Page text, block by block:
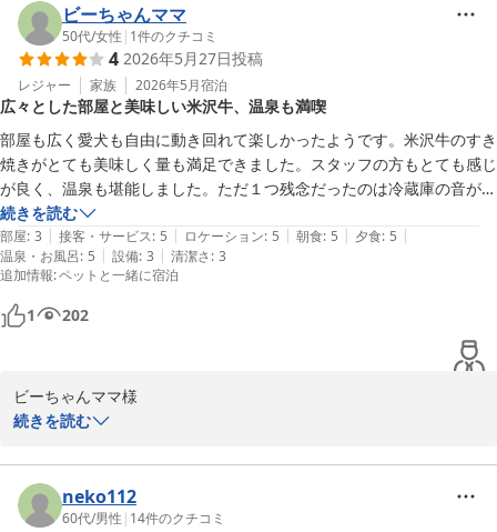
より厚く御礼申し上げます。
初めてのお出かけには何かとご不安も多かったことと存じますが、
とても良いお宿であったとのお言葉を頂戴し、私共も安堵の思いと
ともに、お客様の特別な思い出作りの一助となれましたことを大変
光栄に存じております。
当館自慢の温泉やお食事につきまして、これ以上ないほどのお褒め
の言葉をいただき、深く感謝申し上げます。小野川の豊かな源泉が
お身体の疲れを潤し、地元の食材にこだわった朝夕のお料理がお客
様の旅を満ち足りたものにできましたことは、私共にとっても大き
な喜びでございます。また、広々とした客室で、わんちゃんが緊張
することなくのびのびとお寛ぎいただけたご様子を伺い、私共スタ
ッフも大変嬉しい気持ちで拝読いたしました。
建物の経年による古さにつきましては、お客様の仰る通り歴史を重
ねておりますが、価格以上にご満足いただける滞在をご提供できる
よう、日々の清掃と手入れには最善を尽くしております。温かいご
また機会があれば行きたいという温かなお言葉を励みに、今後とも
大切なご家族皆様が安心して我が家のように寛げる宿であり続けら
ビーちゃんママ
50代/女性 | 1件のクチコミ
4 2026年5月27日投稿
レジャー 家族 2026年5月宿泊
広々とした部屋と美味しい米沢牛、温泉も満喫
部屋も広く愛犬も自由に動き回れて楽しかったようです。米沢牛のすき
焼きがとても美味しく量も満足できました。スタッフの方もとても感じ
が良く、温泉も堪能しました。ただ１つ残念だったのは冷蔵庫の音が異
常にうるさくて、なかなか寝付けなかったことです。それ以外はとても
満足したので、また伺いたいと思います。
続きを読む
部屋: 3 | 接客・サービス: 5 | ロケーション: 5 | 朝食: 5 | 夕食: 5 |
温泉・お風呂: 5 | 設備: 3 | 清潔さ: 3
追加情報:ペットと一緒に宿泊
1 202
ビーちゃんママ様
この度は小野川温泉 吾妻荘 別館吾妻園にご宿泊いただき、誠にあ
当館をお選びいただき、旅のひとときをお過ごしいただきましたこ
と、心より厚く御礼申し上げます。
続きを読む
neko112
60代/男性 | 14件のクチコミ